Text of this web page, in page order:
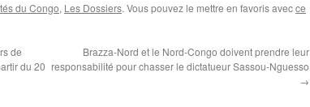
du Congo, Les Dossiers. Vous pouvez le mettre en favoris avecce
de
du 20
Brazza-Nord et le Nord-Congo doivent prendre leur
responsabilité pour chasser le dictatueur Sassou-Nguesso
→